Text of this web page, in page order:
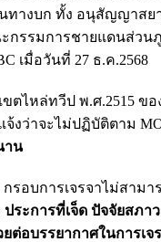
งบก ทั้ง อนุสัญญาสยา
กรรมการชายแดนส่ว
เมื่อวันที่ 27 ธ.ค.2568
ตไหล่ทวีป พ.ศ.2515 ข
ว่าจะไม่ปฏิบัติตาม
าน
รอบการเจรจาไม่สาม
ประการที่เจ็ด ปัจจัยสภา
ต่อบรรยากาศในการเจ